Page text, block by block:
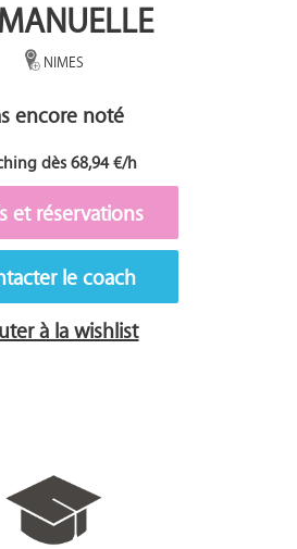
NIMES
encore noté
dès 68,94 €/h
et réservations
le coach
à la wishlist